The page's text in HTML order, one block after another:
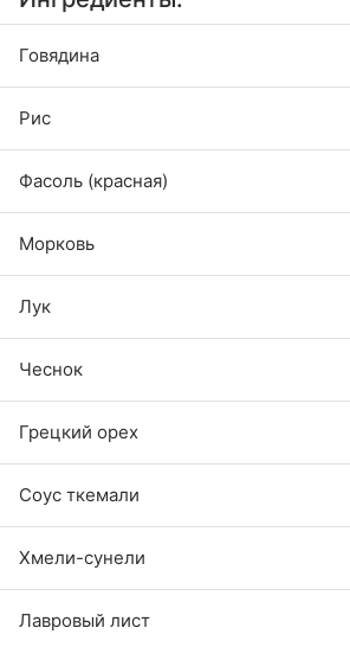
Говядина
Рис
Фасоль (красная)
Морковь
Лук
Чеснок
Грецкий орех
Соус ткемали
Хмели-сунели
Лавровый лист